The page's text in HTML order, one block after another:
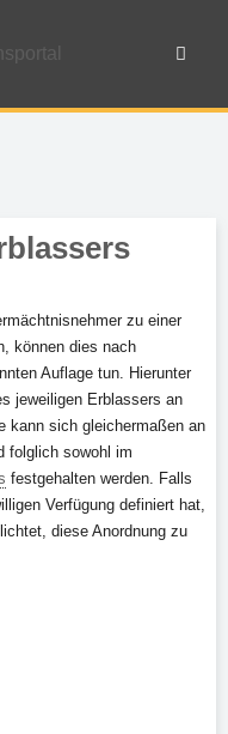
zu einer
können dies nach
Auflage tun. Hierunter
jeweiligen Erblassers an
kann sich gleichermaßen an
folglich sowohl im
festgehalten werden. Falls
Verfügung definiert hat,
diese Anordnung zu